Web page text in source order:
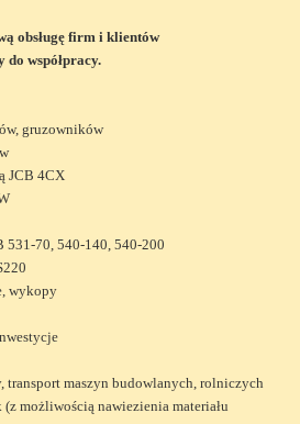
obsługę firm i klientów
współpracy.
gruzowników
JCB 4CX
531-70, 540-140, 540-200
wykopy
transport maszyn budowlanych, rolniczych
możliwością nawiezienia materiału